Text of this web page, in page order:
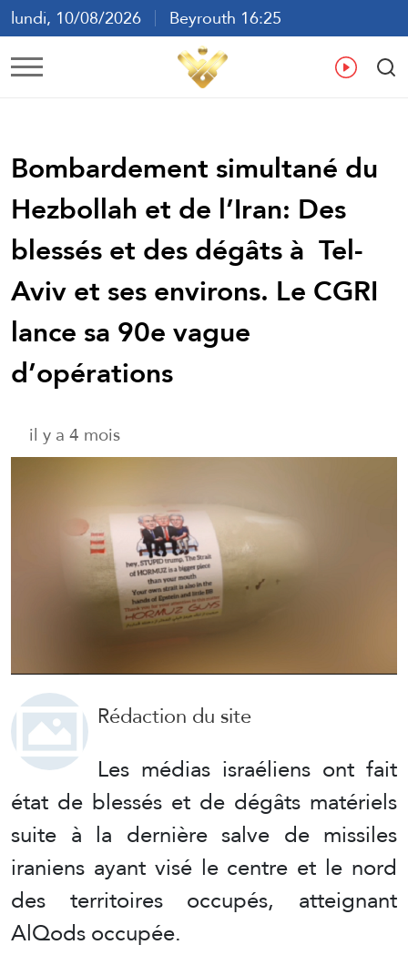
lundi, 10/08/2026
Beyrouth 16:25
ع
Bombardement simultané du
Hezbollah et de l’Iran: Des
blessés et des dégâts à Tel-
Aviv et ses environs. Le CGRI
lance sa 90e vague
d’opérations
il y a 4 mois
Rédaction du site
Les médias israéliens ont fait
état de blessés et de dégâts matériels
suite à la dernière salve de missiles
iraniens ayant visé le centre et le nord
des territoires occupés, atteignant
AlQods occupée.